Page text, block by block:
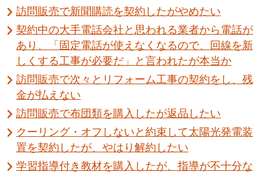
訪問販売で新聞購読を契約したがやめたい
契約中の大手電話会社と思われる業者から電話が
あり、「固定電話が使えなくなるので、回線を新
しくする工事が必要だ」と言われたが本当か
訪問販売で次々とリフォーム工事の契約をし、残
金が払えない
訪問販売で布団類を購入したが返品したい
クーリング・オフしないと約束して太陽光発電装
置を契約したが、やはり解約したい
学習指導付き教材を購入したが、指導が不十分な